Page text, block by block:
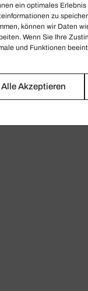
ein optimales
zu
können wir Daten
Wenn Sie Ihre
und Funktionen
Alle Akzeptieren